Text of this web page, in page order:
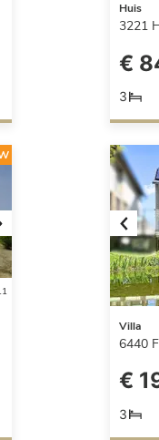
Huis
3221
€
3
Villa
6440
€
3